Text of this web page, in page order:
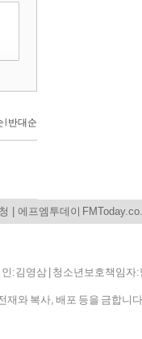
에프엠투데이
:김영삼 | 청소년보호책임자
재와 복사, 배포 등을 금합니